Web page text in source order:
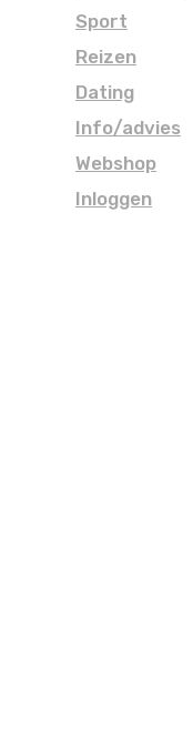
Sport
Reizen
Dating
Info/advies
Webshop
Inloggen